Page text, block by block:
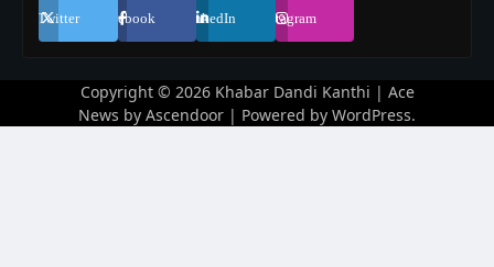
Twitter Facebook LinkedIn Instagram
Copyright © 2026 Khabar Dandi Kanthi | Ace
News by Ascendoor | Powered by WordPress.